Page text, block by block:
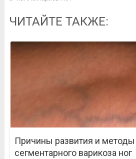
ЧИТАЙТЕ ТАКЖЕ:
Причины развития и
сегментарного варикоза ног